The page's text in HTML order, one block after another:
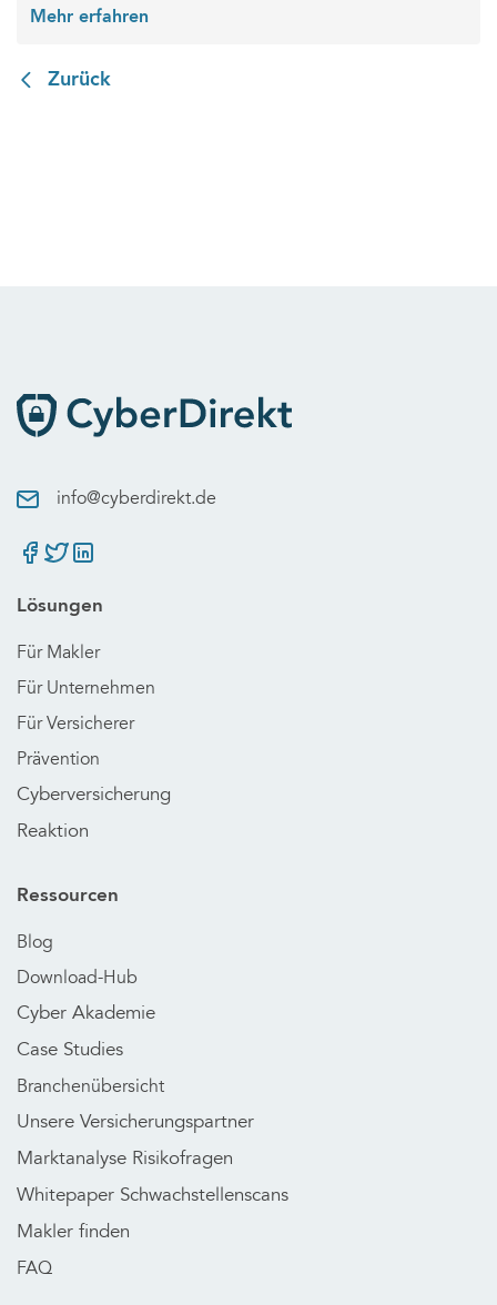
Mehr erfahren
Zurück
info@cyberdirekt.de
Lösungen
Für Makler
Für Unternehmen
Für Versicherer
Prävention
Cyberversicherung
Reaktion
Ressourcen
Blog
Download-Hub
Cyber Akademie
Case Studies
Branchenübersicht
Unsere Versicherungspartner
Marktanalyse Risikofragen
Whitepaper Schwachstellenscans
Makler finden
FAQ